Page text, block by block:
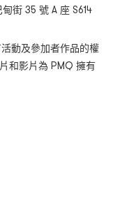
街 35 號 A 座 S614
動及參加者作品的權
和影片為 PMQ 擁有